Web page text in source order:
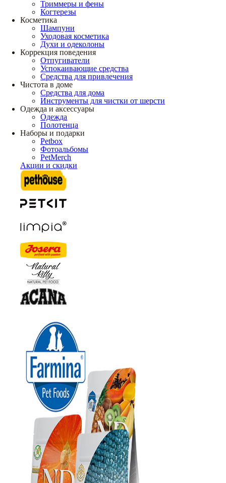
Триммеры и фены
Когтерезы
Косметика
Шампуни
Уходовая косметика
Духи и одеколоны
Коррекция поведения
Отпугиватели
Успокаивающие средства
Средства для привлечения
Чистота в доме
Средства для дома
Инструменты для чистки от шерсти
Одежда и аксессуары
Одежда
Полотенца
Наборы и подарки
Petbox
Фотоальбомы
PetMerch
Акции и скидки